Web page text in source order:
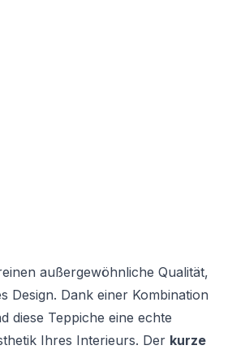
außergewöhnliche Qualität,
Design. Dank einer Kombination
diese Teppiche eine echte
Ihres Interieurs. Der kurze